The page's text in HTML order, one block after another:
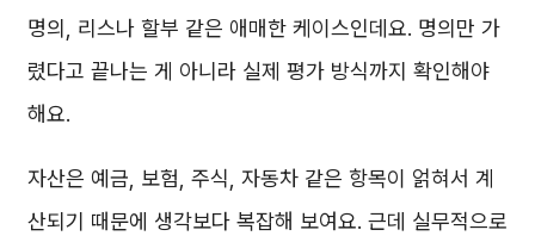
명의, 리스나 할부 같은 애매한 케이스인데요. 명의만 가
렸다고 끝나는 게 아니라 실제 평가 방식까지 확인해야
해요.
자산은 예금, 보험, 주식, 자동차 같은 항목이 얽혀서 계
산되기 때문에 생각보다 복잡해 보여요. 근데 실무적으로